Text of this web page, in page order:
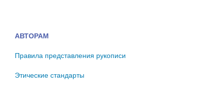
АВТОРАМ
Правила представления рукописи
Этические стандарты